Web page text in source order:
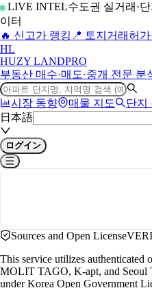
LIVE INTEL수도권 실거래·
이터
🔥 신고가 랭킹 📍 토지거래허
HL
HUZY LANDPRO
부동산 매수·매도·중개 전문 분
시장 동향 매물 지도 단지
日本語
ログイン
Sources and Open License
This service utilizes authenticated
MOLIT TAGO, K-apt, and Seoul
under Korea Open Government